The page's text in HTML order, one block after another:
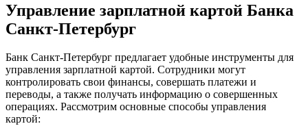
Управление зарплатной картой Банка
Санкт-Петербург
Банк Санкт-Петербург предлагает удобные инструменты для
управления зарплатной картой. Сотрудники могут
контролировать свои финансы, совершать платежи и
переводы, а также получать информацию о совершенных
операциях. Рассмотрим основные способы управления
картой: